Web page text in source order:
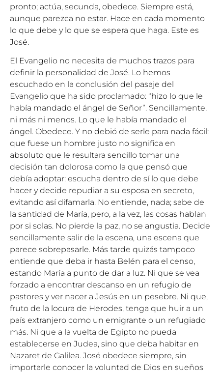
pronto; actúa, secunda, obedece. Siempre está,
aunque parezca no estar. Hace en cada momento
lo que debe y lo que se espera que haga. Este es
José.
El Evangelio no necesita de muchos trazos para
definir la personalidad de José. Lo hemos
escuchado en la conclusión del pasaje del
Evangelio que ha sido proclamado: “hizo lo que le
había mandado el ángel de Señor”. Sencillamente,
ni más ni menos. Lo que le había mandado el
ángel. Obedece. Y no debió de serle para nada fácil:
que fuese un hombre justo no significa en
absoluto que le resultara sencillo tomar una
decisión tan dolorosa como la que pensó que
debía adoptar: escucha dentro de sí lo que debe
hacer y decide repudiar a su esposa en secreto,
evitando así difamarla. No entiende, nada; sabe de
la santidad de María, pero, a la vez, las cosas hablan
por si solas. No pierde la paz, no se angustia. Decide
sencillamente salir de la escena, una escena que
parece sobrepasarle. Más tarde quizás tampoco
entiende que deba ir hasta Belén para el censo,
estando María a punto de dar a luz. Ni que se vea
forzado a encontrar descanso en un refugio de
pastores y ver nacer a Jesús en un pesebre. Ni que,
fruto de la locura de Herodes, tenga que huir a un
país extranjero como un emigrante o un refugiado
más. Ni que a la vuelta de Egipto no pueda
establecerse en Judea, sino que deba habitar en
Nazaret de Galilea. José obedece siempre, sin
importarle conocer la voluntad de Dios en sueños